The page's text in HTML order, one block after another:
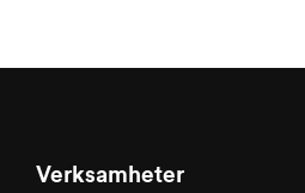
Verksamheter